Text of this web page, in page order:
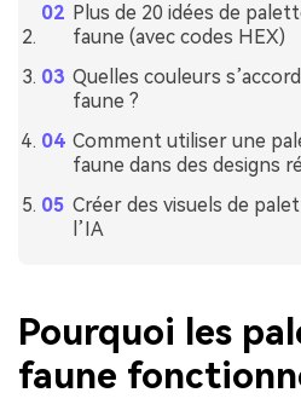
Plus de 20 idées de
faune (avec codes HEX)
Quelles couleurs
faune ?
Comment utiliser une
faune dans des designs
Créer des visuels de
l’IA
Pourquoi les
faune